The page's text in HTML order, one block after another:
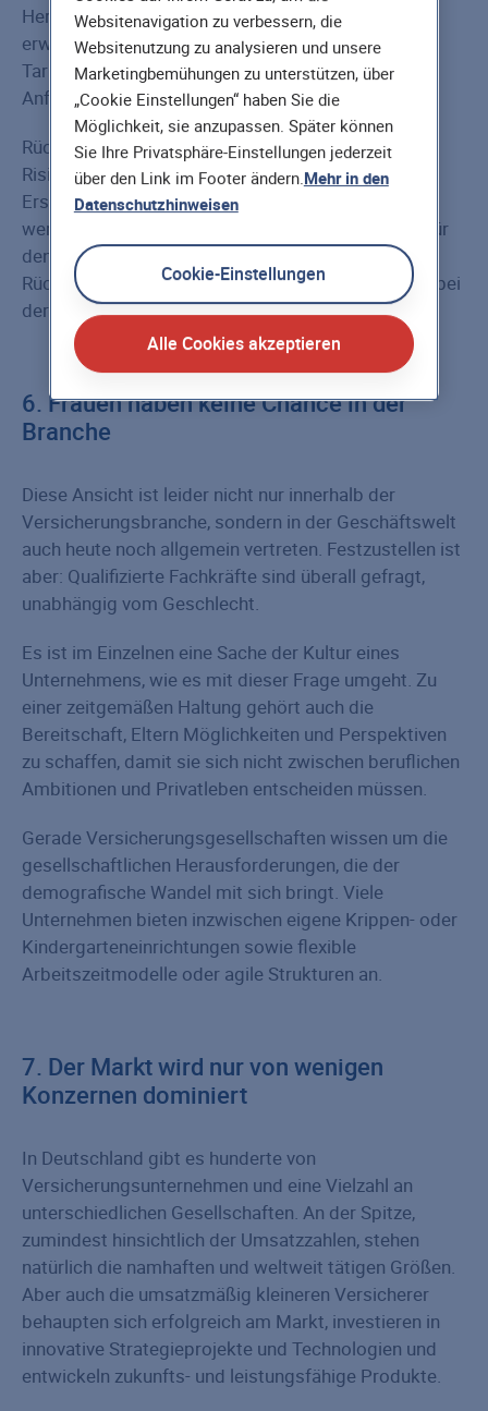
Herausforderungen. Unternehmen reagieren und
erweitern ihr Portfolio fortlaufend und passen ihre
Tarife und Leistungspakete den aktuellen
Anforderungen des Marktes und der Kunden an.
Rückversicherer beispielsweise decken als eine Art
Risikominimierer gemeinsam mit der
Erstversicherungsgesellschaft die Risiken ab. So
werden diese für die Versicherungen tragbar und für
den Kunden bezahlbar. Eine typische
Rückversicherungssituation entsteht zum Beispiel bei
der Absicherung gegen Naturkatastrophen.
6. Frauen haben keine Chance in der
Branche
Diese Ansicht ist leider nicht nur innerhalb der
Versicherungsbranche, sondern in der Geschäftswelt
auch heute noch allgemein vertreten. Festzustellen ist
aber: Qualifizierte Fachkräfte sind überall gefragt,
unabhängig vom Geschlecht.
Es ist im Einzelnen eine Sache der Kultur eines
Unternehmens, wie es mit dieser Frage umgeht. Zu
einer zeitgemäßen Haltung gehört auch die
Bereitschaft, Eltern Möglichkeiten und Perspektiven
zu schaffen, damit sie sich nicht zwischen beruflichen
Ambitionen und Privatleben entscheiden müssen.
Gerade Versicherungsgesellschaften wissen um die
gesellschaftlichen Herausforderungen, die der
demografische Wandel mit sich bringt. Viele
Unternehmen bieten inzwischen eigene Krippen- oder
Kindergarteneinrichtungen sowie flexible
Arbeitszeitmodelle oder agile Strukturen an.
7. Der Markt wird nur von wenigen
Konzernen dominiert
In Deutschland gibt es hunderte von
Versicherungsunternehmen und eine Vielzahl an
unterschiedlichen Gesellschaften. An der Spitze,
zumindest hinsichtlich der Umsatzzahlen, stehen
natürlich die namhaften und weltweit tätigen Größen.
Aber auch die umsatzmäßig kleineren Versicherer
behaupten sich erfolgreich am Markt, investieren in
innovative Strategieprojekte und Technologien und
entwickeln zukunfts- und leistungsfähige Produkte.
Websitenavigation zu verbessern, die
Websitenutzung zu analysieren und unsere
Marketingbemühungen zu unterstützen, über
„Cookie Einstellungen“ haben Sie die
Möglichkeit, sie anzupassen. Später können
Sie Ihre Privatsphäre-Einstellungen jederzeit
über den Link im Footer ändern. Mehr in den
Datenschutzhinweisen
Cookie-Einstellungen
Alle Cookies akzeptieren